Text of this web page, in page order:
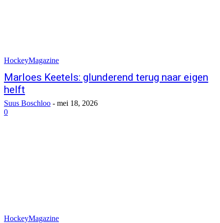
HockeyMagazine
Marloes Keetels: glunderend terug naar eigen
helft
Suus Boschloo - mei 18, 2026
0
HockeyMagazine